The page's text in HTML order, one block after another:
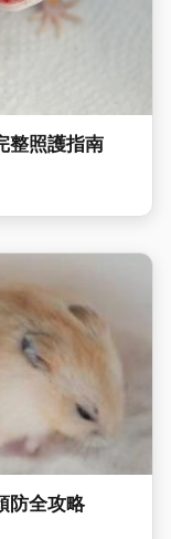
整照護指南
防全攻略